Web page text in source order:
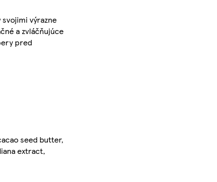
výrazne
a zvláčňujúce
pred
seed butter,
extract,